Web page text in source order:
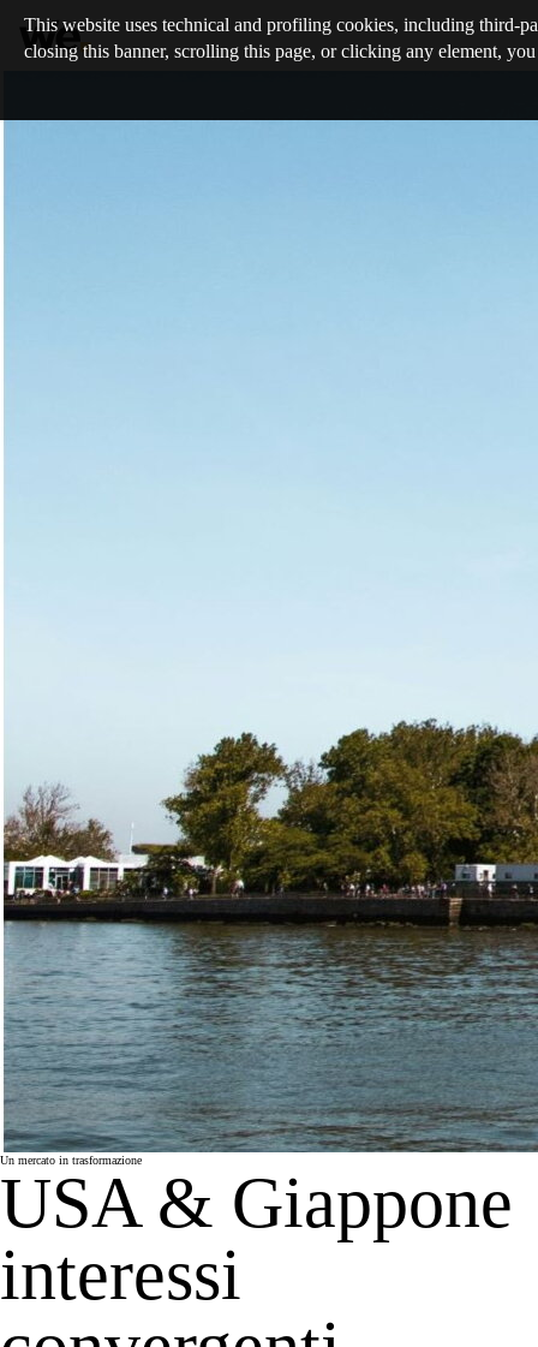
Un mercato in trasformazione
USA & Giappone
interessi
This website uses technical and profiling cookies, including third-
closing this banner, scrolling this page, or clicking any element,